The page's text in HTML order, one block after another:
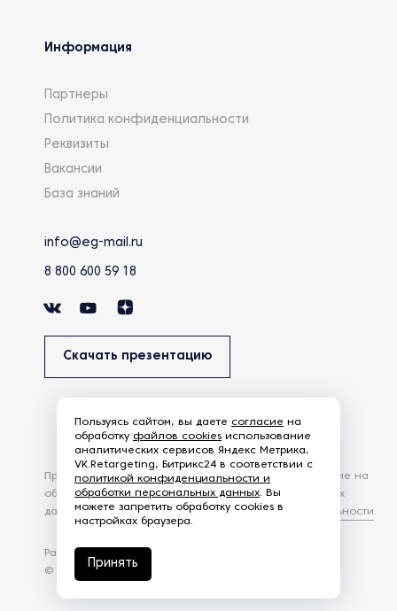
Информация
Партнеры
Политика конфиденциальности
Реквизиты
Вакансии
База знаний
info@eg-mail.ru
8 800 600 59 18
Скачать презентацию
Разработка сайта —
© 2026 – Eurasia Group. Все права защищены
Продолжая использовать наш сайт, вы даете согласие на
обработку файлов Cookies и других пользовательских
данных, в соответствии сПолитикой конфиденциальности.
Пользуясь сайтом, вы даете согласие на
обработку файлов cookies использование
аналитических сервисов Яндекс Метрика,
VK.Retargeting, Битрикс24 в соответствии с
политикой конфиденциальности и
обработки персональных данных. Вы
можете запретить обработку cookies в
настройках браузера.
Принять